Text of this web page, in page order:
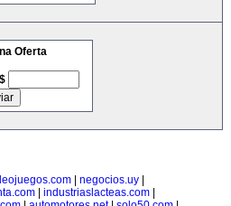
Oferta
| negocios.uy|
industriaslacteas.com